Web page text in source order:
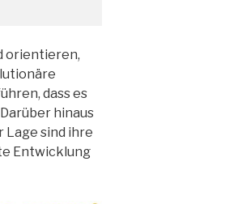
orientieren,
dass es
hinaus
Lage sind ihre
Entwicklung